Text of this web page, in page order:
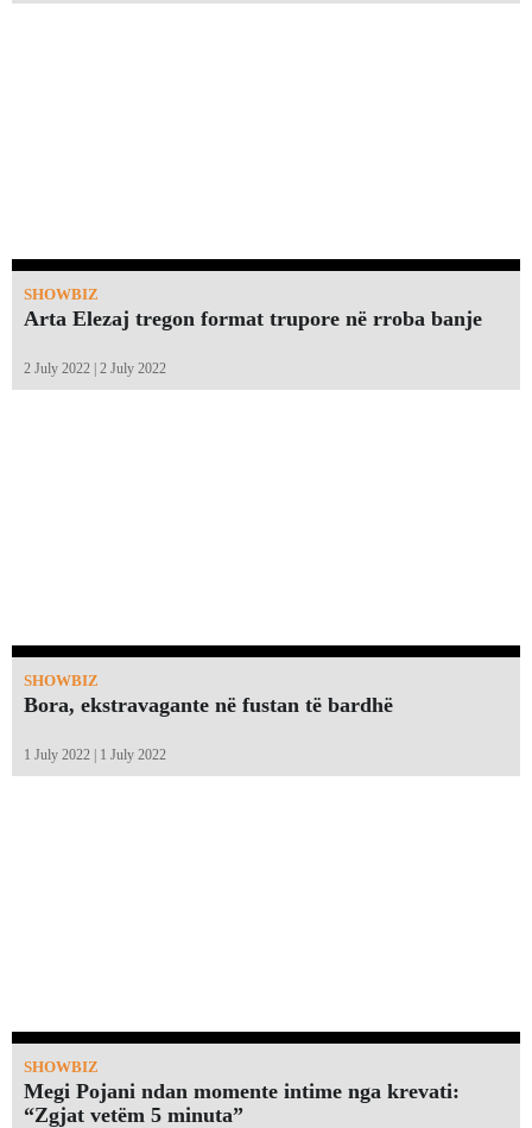
SHOWBIZ
Arta Elezaj tregon format trupore në rroba banje
2 July 2022 | 2 July 2022
SHOWBIZ
Bora, ekstravagante në fustan të bardhë
1 July 2022 | 1 July 2022
SHOWBIZ
Megi Pojani ndan momente intime nga krevati:
“Zgjat vetëm 5 minuta”￼